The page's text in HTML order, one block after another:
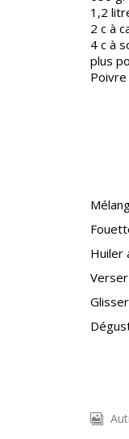
1,2
2 c à
4 c à
plus
Poivre
Huiler